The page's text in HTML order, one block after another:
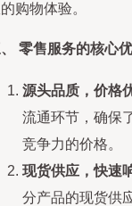
购物体验。
零售服务的核心
源头品质，价格
流通环节，确保
竞争力的价格。
现货供应，快速
分产品的现货供